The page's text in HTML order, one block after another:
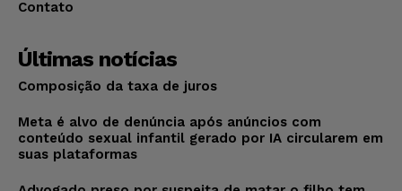
Contato
Últimas notícias
Composição da taxa de juros
Meta é alvo de denúncia após anúncios com
conteúdo sexual infantil gerado por IA circularem em
suas plataformas